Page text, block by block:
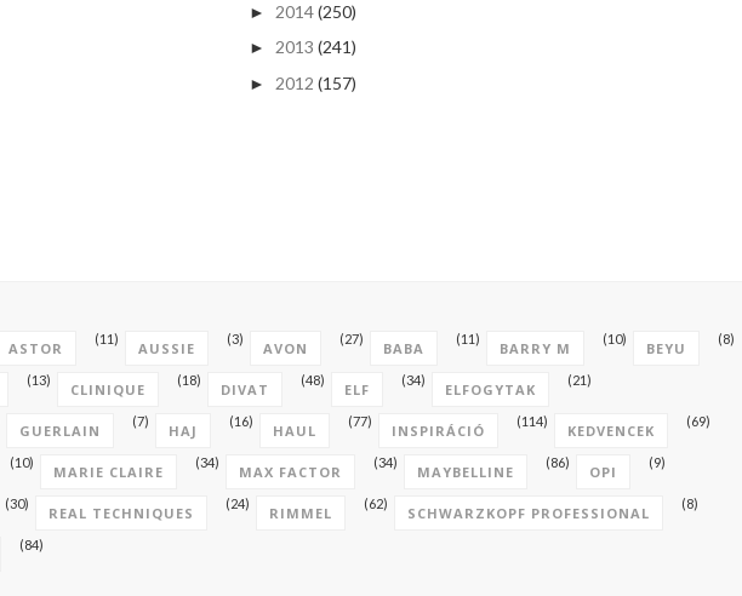
► 2014(250)
► 2013 (241)
► 2012 (157)
ASTOR
(11)
AUSSIE
(3)
AVON
(27)
BABA
(11)
BARRY M
(10)
BEYU
(8)
(13)
CLINIQUE
(18)
DIVAT
(48)
ELF
(34)
ELFOGYTAK
(21)
GUERLAIN
(7)
HAJ
(16)
HAUL
(77)
INSPIRÁCIÓ
(114)
KEDVENCEK
(69)
(10)
MARIE CLAIRE
(34)
MAX FACTOR
(34)
MAYBELLINE
(86)
OPI
(9)
(30)
REAL TECHNIQUES
(24)
RIMMEL
(62)
SCHWARZKOPF PROFESSIONAL
(8)
(84)